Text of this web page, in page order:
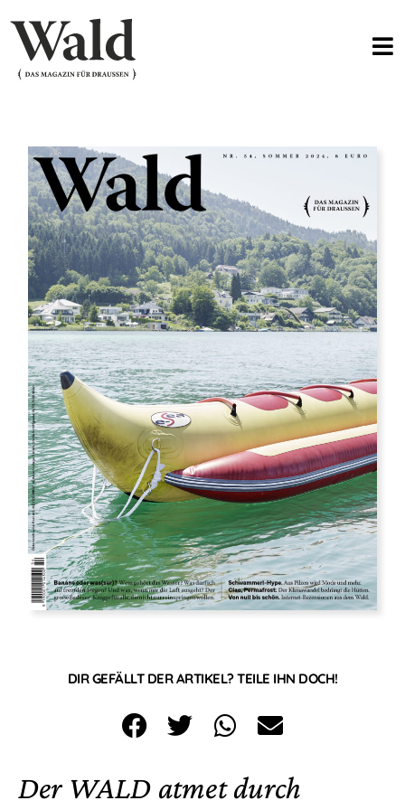
Der WALD atmet durch
DIR GEFÄLLT DER ARTIKEL? TEILE IHN DOCH!